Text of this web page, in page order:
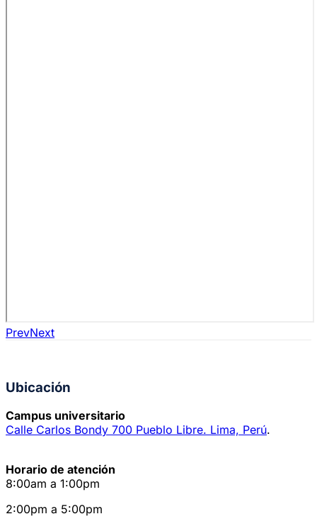
PrevNext
Ubicación
Campus universitario
Calle Carlos Bondy 700 Pueblo Libre. Lima, Perú.
Horario de atención
8:00am a 1:00pm
2:00pm a 5:00pm